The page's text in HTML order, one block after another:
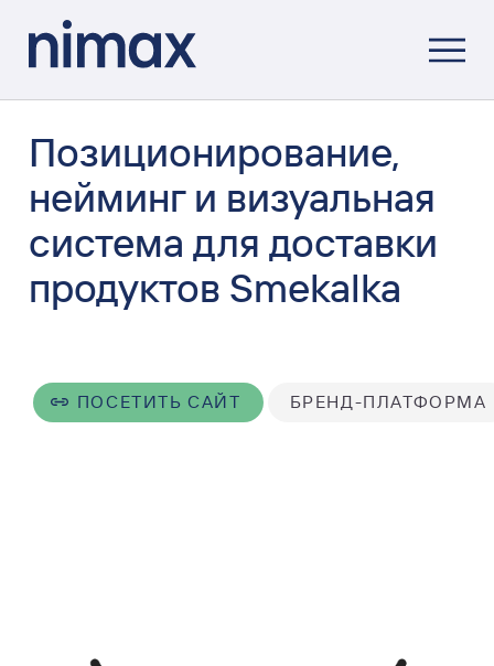
Позиционирование,
нейминг и визуальная
система для доставки
продуктов Smekalka
ПОСЕТИТЬ САЙТ БРЕНД-ПЛАТФОРМА